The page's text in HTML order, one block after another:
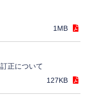
1MB
正について
127KB